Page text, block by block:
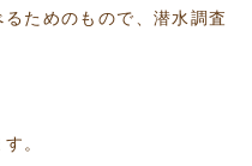
ためのもので、潜水調査
。